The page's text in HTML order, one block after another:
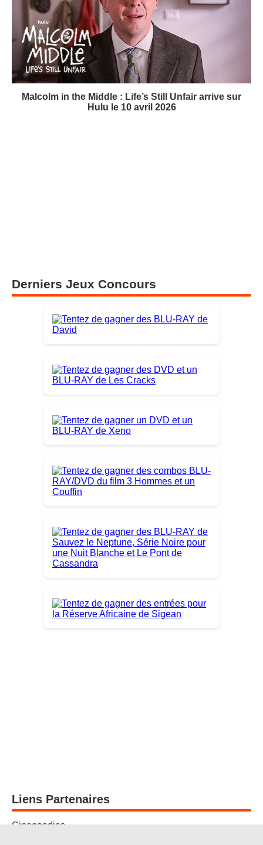
Malcolm in the Middle : Life’s Still Unfair arrive sur
Hulu le 10 avril 2026
Derniers Jeux Concours
Liens Partenaires
Cinegoodies